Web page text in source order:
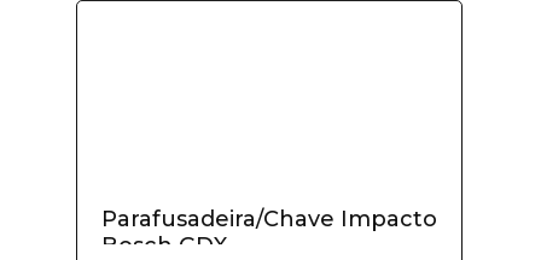
Parafusadeira/Chave Impacto
Bosch GDX...